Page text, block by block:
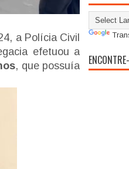
a Polícia Civil
efetuou a
, que possuía